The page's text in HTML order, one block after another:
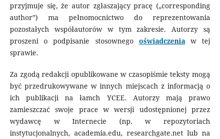
przyjmuje się, że autor zgłaszający pracę („corresponding
author”) ma pełnomocnictwo do reprezentowania
pozostałych współautorów w tym zakresie. Autorzy są
proszeni o podpisanie stosownego oświadczeniaw tej
sprawie.
Za zgodą redakcji opublikowane w czasopiśmie teksty mogą
być przedrukowywane w innych miejscach z informacją o
ich publikacji na łamch YCEE. Autorzy mają prawo
zamieszczać swoje prace w wersji udostępnionej przez
wydawcę w Internecie (np. w repozytoriach
instytucjonalnych, academia.edu, researchgate.net lub na